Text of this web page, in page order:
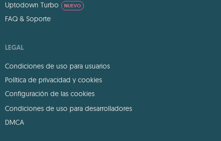
Uptodown Turbo
NUEVO
FAQ & Soporte
LEGAL
Condiciones de uso para usuarios
Política de privacidad y cookies
Configuración de las cookies
Condiciones de uso para desarrolladores
DMCA